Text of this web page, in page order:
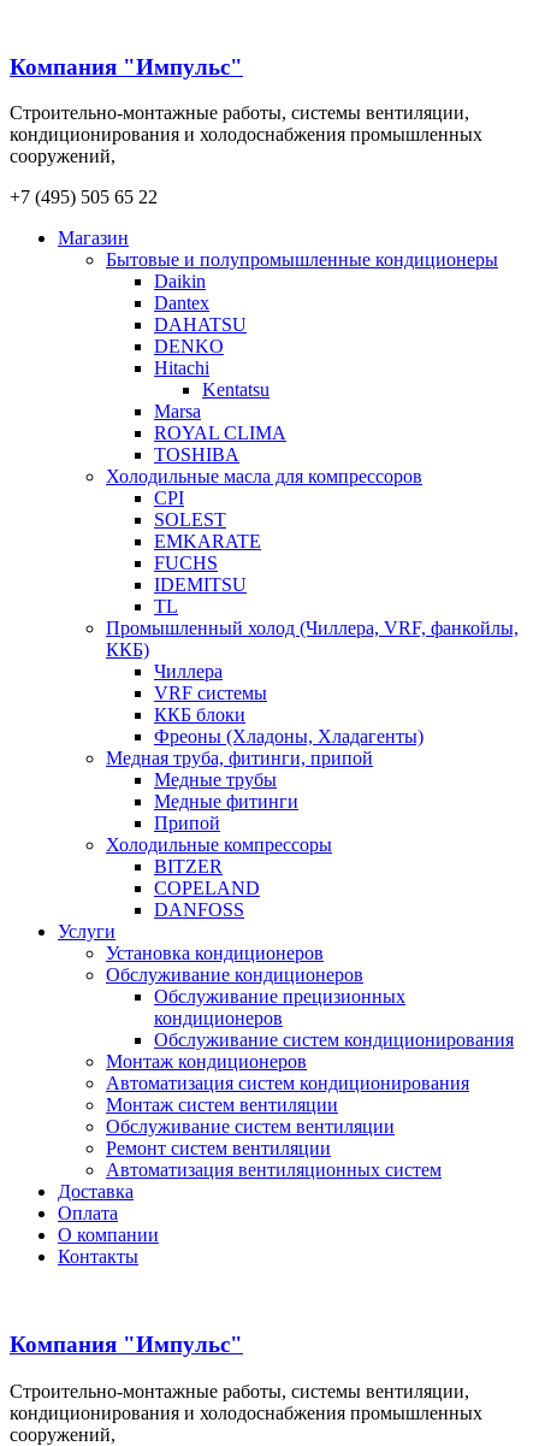
Компания "Импульс"
Строительно-монтажные работы, системы вентиляции,
кондиционирования и холодоснабжения промышленных
сооружений,
+7 (495) 505 65 22
Магазин
Бытовые и полупромышленные кондиционеры
Daikin
Dantex
DAHATSU
DENKO
Hitachi
Kentatsu
Marsa
ROYAL CLIMA
TOSHIBA
Холодильные масла для компрессоров
CPI
SOLEST
EMKARATE
FUCHS
IDEMITSU
TL
Промышленный холод (Чиллера, VRF, фанкойлы,
ККБ)
Чиллера
VRF системы
ККБ блоки
Фреоны (Хладоны, Хладагенты)
Медная труба, фитинги, припой
Медные трубы
Медные фитинги
Припой
Холодильные компрессоры
BITZER
COPELAND
DANFOSS
Услуги
Установка кондиционеров
Обслуживание кондиционеров
Обслуживание прецизионных
кондиционеров
Обслуживание систем кондиционирования
Монтаж кондиционеров
Автоматизация систем кондиционирования
Монтаж систем вентиляции
Обслуживание систем вентиляции
Ремонт систем вентиляции
Автоматизация вентиляционных систем
Доставка
Оплата
О компании
Контакты
Компания "Импульс"
Строительно-монтажные работы, системы вентиляции,
кондиционирования и холодоснабжения промышленных
сооружений,